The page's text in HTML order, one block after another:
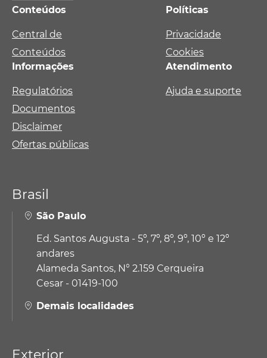
Conteúdos
Central de
Conteúdos
Políticas
Privacidade
Cookies
Informações
Regulatórios
Documentos
Disclaimer
Ofertas públicas
Atendimento
Ajuda e suporte
Brasil
São Paulo
Ed. Santos Augusta - 5º, 7º, 8º, 9º, 10º e 12º
andares
Alameda Santos, N° 2.159 Cerqueira
Cesar - 01419-100
Demais localidades
Exterior